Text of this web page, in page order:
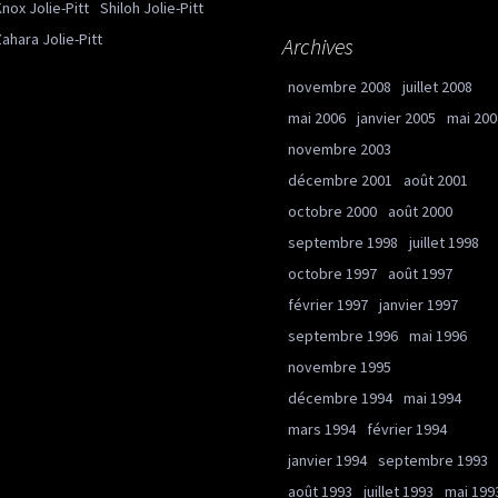
Jolie-Pitt Shiloh Jolie-Pitt
Jolie-Pitt
Archives
novembre 2008
juillet 2008
mai 2006 janvier 2005
mai
novembre 2003
décembre 2001
août 2001
octobre 2000 août 2000
septembre 1998
juillet 1998
octobre 1997 août 1997
février 1997 janvier 1997
septembre 1996 mai 1996
novembre 1995
décembre 1994 mai 1994
mars 1994
février 1994
janvier 1994 septembre 1993
août 1993
juillet 1993 mai